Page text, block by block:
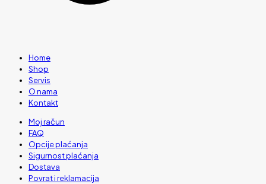
Home
Shop
Servis
O nama
Kontakt
Moj račun
FAQ
Opcije plaćanja
Sigurnost plaćanja
Dostava
Povrat i reklamacija